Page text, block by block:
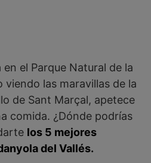
el Parque Natural de la
viendo las maravillas de la
de Sant Marçal, apetece
comida. ¿Dónde podrías
los 5 mejores
del Vallés.